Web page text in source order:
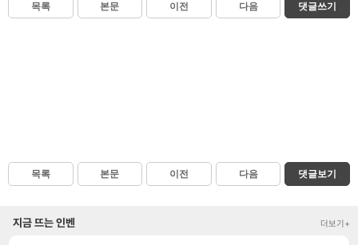
목록 본문 이전 다음 댓글쓰기
목록 본문 이전 다음 댓글보기
지금 뜨는 인벤 더보기+